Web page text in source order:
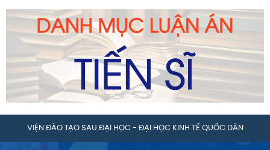
VIỆN ĐÀO TẠO SAU ĐẠI HỌC - ĐẠI HỌC KINH TẾ QUỐC DÂN